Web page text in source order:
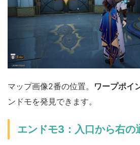
マップ画像2番の位置。 ワープポイ
ンドモを発見できます。
エンドモ3：入口から右の